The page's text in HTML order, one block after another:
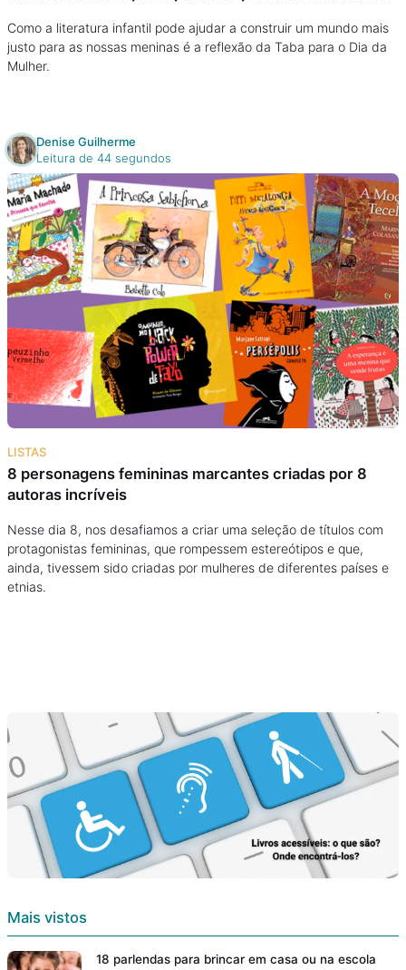
Como a literatura infantil pode ajudar a construir um mundo mais
justo para as nossas meninas é a reflexão da Taba para o Dia da
Mulher.
Denise Guilherme
Leitura de 44 segundos
LISTAS
8 personagens femininas marcantes criadas por 8
autoras incríveis
Nesse dia 8, nos desafiamos a criar uma seleção de títulos com
protagonistas femininas, que rompessem estereótipos e que,
ainda, tivessem sido criadas por mulheres de diferentes países e
etnias.
Mais vistos
18 parlendas para brincar em casa ou na escola